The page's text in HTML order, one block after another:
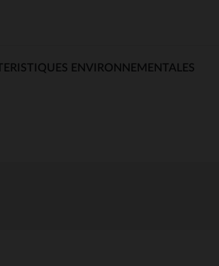
ENVIRONNEMENTALES